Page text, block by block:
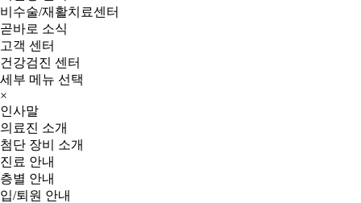
비수술/재활치료센터
곧바로 소식
고객 센터
건강검진 센터
세부 메뉴 선택
×
인사말
의료진 소개
첨단 장비 소개
진료 안내
층별 안내
입/퇴원 안내